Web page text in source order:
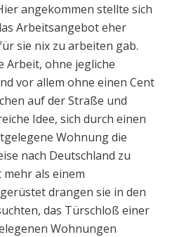
angekommen stellte sich
Arbeitsangebot eher
sie nix zu arbeiten gab.
Arbeit, ohne jegliche
vor allem ohne einen Cent
auf der Straße und
Idee, sich durch einen
Wohnung die
nach Deutschland zu
als einem
drangen sie in den
das Türschloß einer
Wohnungen